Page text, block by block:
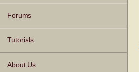
Forums
Tutorials
About Us